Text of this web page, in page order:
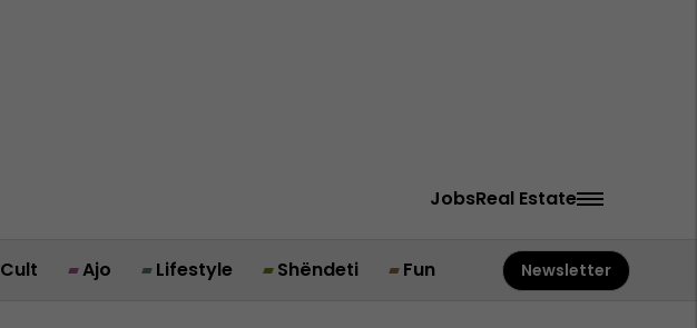
JobsReal Estate
Cult Ajo Lifestyle Shëndeti Fun Newsletter